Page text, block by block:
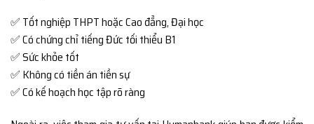
✅ Tốt nghiệp THPT hoặc Cao đẳng, Đại học
✅ Có chứng chỉ tiếng Đức tối thiểu B1
✅ Sức khỏe tốt
✅ Không có tiền án tiền sự
✅ Có kế hoạch học tập rõ ràng